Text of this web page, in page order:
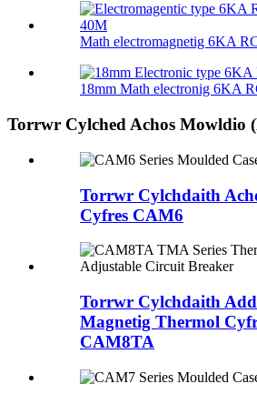
Math electromagnetig 6KA
18mm Math electronig 6KA
Torrwr Cylched Achos Mowldio
Torrwr Cylchdaith
Cyfres CAM6
Torrwr Cylchdaith
Magnetig Thermol
CAM8TA